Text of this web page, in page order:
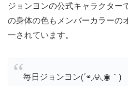
ジョンヨンの公式キャラクター
の身体の色もメンバーカラーの
一されています。
毎日ジョンヨン(΄◉◞౪◟◉｀)